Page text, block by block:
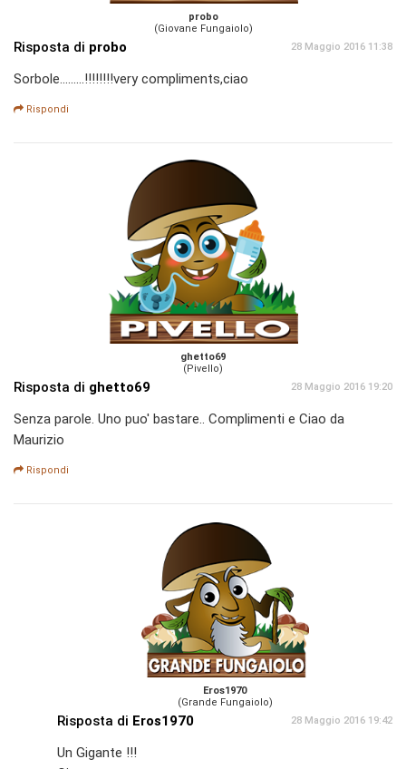
probo
(Giovane Fungaiolo)
Risposta di probo 28 Maggio 2016 11:38
Sorbole.........!!!!!!!!very compliments,ciao
Rispondi
ghetto69
(Pivello)
Risposta di ghetto69 28 Maggio 2016 19:20
Senza parole. Uno puo' bastare.. Complimenti e Ciao da
Maurizio
Rispondi
Eros1970
(Grande Fungaiolo)
Risposta di Eros1970 28 Maggio 2016 19:42
Un Gigante !!!